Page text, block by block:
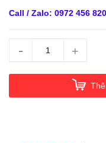
Call / Zalo: 0972 456 820
- +